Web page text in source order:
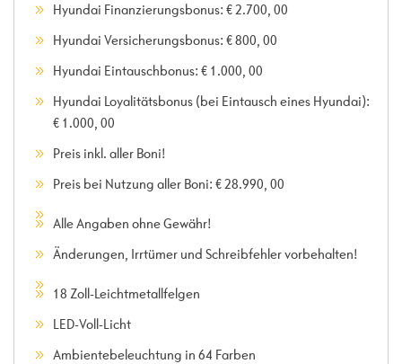
Hyundai Finanzierungsbonus: € 2.700, 00
Hyundai Versicherungsbonus: € 800, 00
Hyundai Eintauschbonus: € 1.000, 00
Hyundai Loyalitätsbonus (bei Eintausch eines Hyundai):
€ 1.000, 00
Preis inkl. aller Boni!
Preis bei Nutzung aller Boni: € 28.990, 00
Alle Angaben ohne Gewähr!
Änderungen, Irrtümer und Schreibfehler vorbehalten!
18 Zoll-Leichtmetallfelgen
LED-Voll-Licht
Ambientebeleuchtung in 64 Farben